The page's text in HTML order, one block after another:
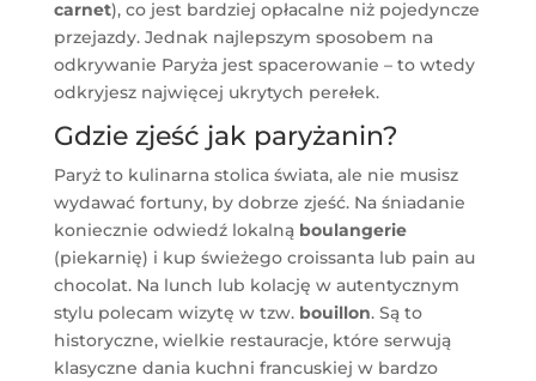
carnet), co jest bardziej opłacalne niż pojedyncze
przejazdy. Jednak najlepszym sposobem na
odkrywanie Paryża jest spacerowanie – to wtedy
odkryjesz najwięcej ukrytych perełek.
Gdzie zjeść jak paryżanin?
Paryż to kulinarna stolica świata, ale nie musisz
wydawać fortuny, by dobrze zjeść. Na śniadanie
koniecznie odwiedź lokalną boulangerie
(piekarnię) i kup świeżego croissanta lub pain au
chocolat. Na lunch lub kolację w autentycznym
stylu polecam wizytę w tzw. bouillon. Są to
historyczne, wielkie restauracje, które serwują
klasyczne dania kuchni francuskiej w bardzo